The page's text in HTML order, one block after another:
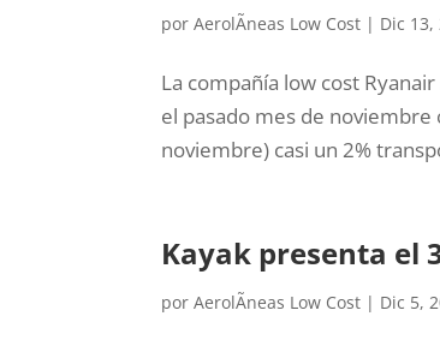
porAerolÃ­neas Low Cost | Dic 13,
La compañía low cost
el pasado mes de noviembre
noviembre) casi un 2%
Kayak presenta el
porAerolÃ­neas Low Cost | Dic 5,